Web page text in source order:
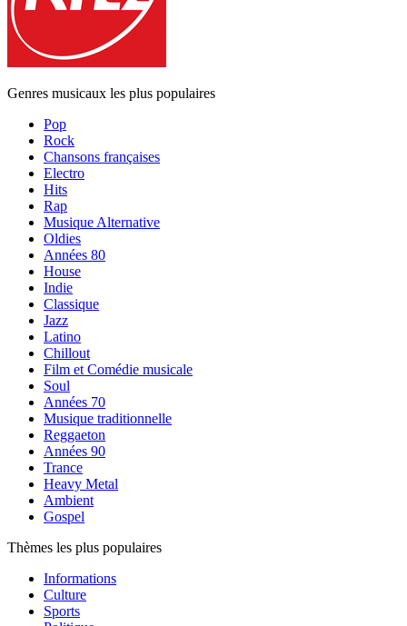
Genres musicaux les plus populaires
Pop
Rock
Chansons françaises
Electro
Hits
Rap
Musique Alternative
Oldies
Années 80
House
Indie
Classique
Jazz
Latino
Chillout
Film et Comédie musicale
Soul
Années 70
Musique traditionnelle
Reggaeton
Années 90
Trance
Heavy Metal
Ambient
Gospel
Thèmes les plus populaires
Informations
Culture
Sports